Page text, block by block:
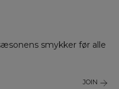
smykker før alle
JOIN